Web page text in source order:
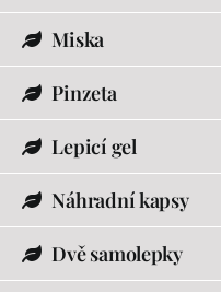
Miska
Pinzeta
Lepicí gel
Náhradní kapsy
Dvě samolepky